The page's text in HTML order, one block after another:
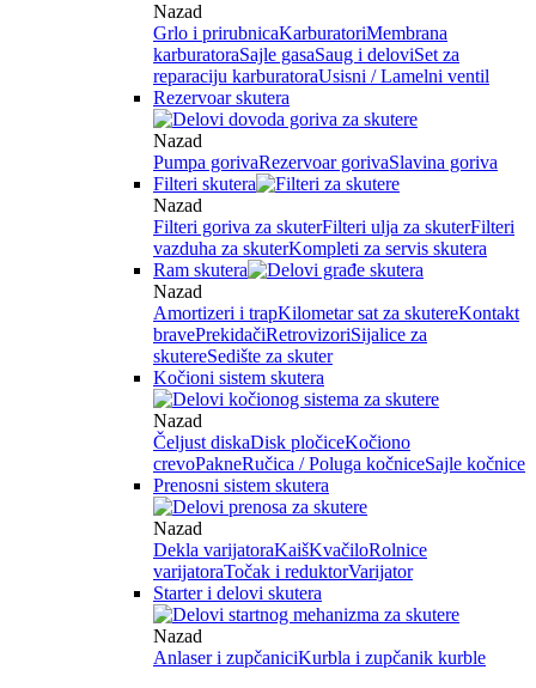
Nazad
Grlo i prirubnicaKarburatoriMembrana
karburatoraSajle gasaSaug i deloviSet za
reparaciju karburatoraUsisni / Lamelni ventil
Rezervoar skutera
Nazad
Pumpa gorivaRezervoar gorivaSlavina goriva
Filteri skutera
Nazad
Filteri goriva za skuterFilteri ulja za skuterFilteri
vazduha za skuterKompleti za servis skutera
Ram skutera
Nazad
Amortizeri i trapKilometar sat za skutereKontakt
bravePrekidačiRetrovizoriSijalice za
skutereSedište za skuter
Kočioni sistem skutera
Nazad
Čeljust diskaDisk pločiceKočiono
crevoPakneRučica / Poluga kočniceSajle kočnice
Prenosni sistem skutera
Nazad
Dekla varijatoraKaišKvačiloRolnice
varijatoraTočak i reduktorVarijator
Starter i delovi skutera
Nazad
Anlaser i zupčaniciKurbla i zupčanik kurble